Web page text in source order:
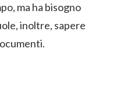
ma ha bisogno
inoltre, sapere